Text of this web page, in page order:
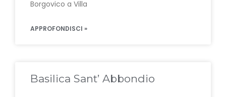
Borgovico a Villa
APPROFONDISCI »
Basilica Sant’ Abbondio